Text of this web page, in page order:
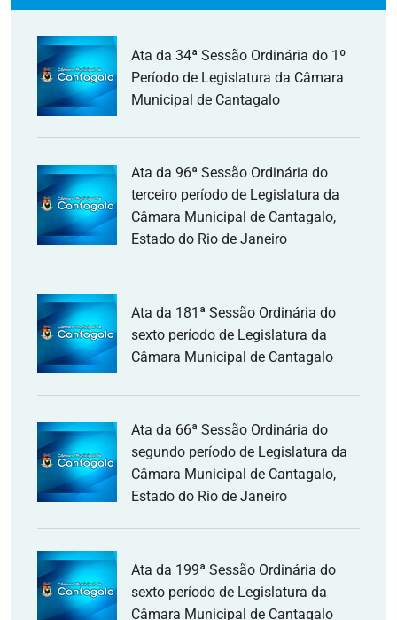
Ata da 34ª Sessão Ordinária do 1º
Período de Legislatura da Câmara
Municipal de Cantagalo
Ata da 96ª Sessão Ordinária do
terceiro período de Legislatura da
Câmara Municipal de Cantagalo,
Estado do Rio de Janeiro
Ata da 181ª Sessão Ordinária do
sexto período de Legislatura da
Câmara Municipal de Cantagalo
Ata da 66ª Sessão Ordinária do
segundo período de Legislatura da
Câmara Municipal de Cantagalo,
Estado do Rio de Janeiro
Ata da 199ª Sessão Ordinária do
sexto período de Legislatura da
Câmara Municipal de Cantagalo